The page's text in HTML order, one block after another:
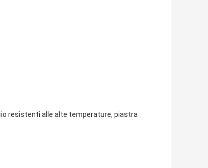
resistenti alle alte temperature, piastra